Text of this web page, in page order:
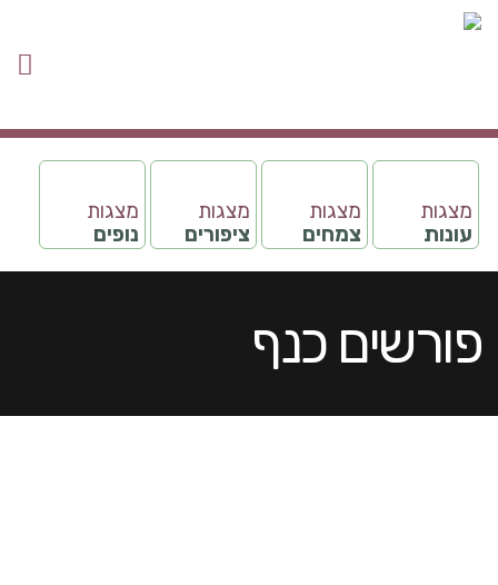
מצגות
עונות
מצגות
צמחים
מצגות
ציפורים
מצגות
נופים
פורשים כנף